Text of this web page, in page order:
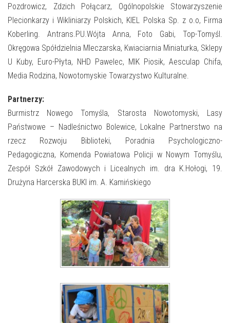
Pozdrowicz, Zdzich Połącarz, Ogólnopolskie Stowarzyszenie
Plecionkarzy i Wikliniarzy Polskich, KIEL Polska Sp. z o.o, Firma
Koberling. Antrans.PU.Wójta Anna, Foto Gabi, Top-Tomyśl.
Okręgowa Spółdzielnia Mleczarska, Kwiaciarnia Miniaturka, Sklepy
U Kuby, Euro-Płyta, NHD Pawelec, MIK Piosik, Aesculap Chifa,
Media Rodzina, Nowotomyskie Towarzystwo Kulturalne.
Partnerzy:
Burmistrz Nowego Tomyśla, Starosta Nowotomyski, Lasy
Państwowe – Nadleśnictwo Bolewice, Lokalne Partnerstwo na
rzecz Rozwoju Biblioteki, Poradnia Psychologiczno-
Pedagogiczna, Komenda Powiatowa Policji w Nowym Tomyślu,
Zespół Szkół Zawodowych i Licealnych im. dra K.Hołogi, 19.
Drużyna Harcerska BUKI im. A. Kamińskiego